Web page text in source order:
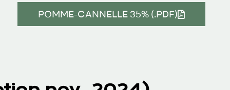
POMME-CANNELLE 35% (.PDF)